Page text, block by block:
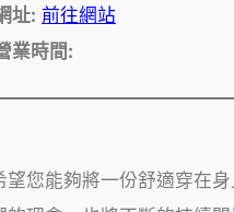
址: 前往網站
業時間:
您能夠將一份舒適穿在